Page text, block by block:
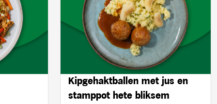
Kipgehaktballen met jus en
stamppot hete bliksem